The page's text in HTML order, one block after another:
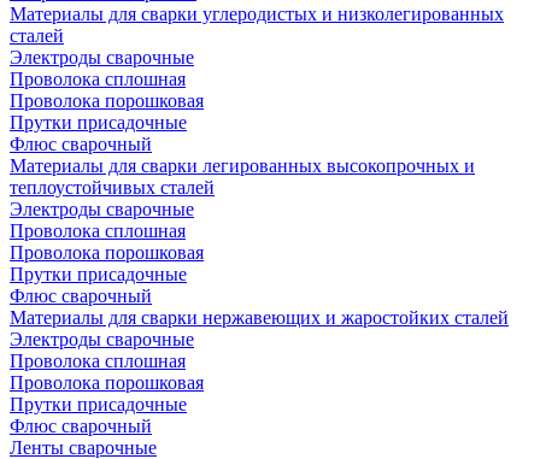
Материалы для сварки углеродистых и низколегированных
сталей
Электроды сварочные
Проволока сплошная
Проволока порошковая
Прутки присадочные
Флюс сварочный
Материалы для сварки легированных высокопрочных и
теплоустойчивых сталей
Электроды сварочные
Проволока сплошная
Проволока порошковая
Прутки присадочные
Флюс сварочный
Материалы для сварки нержавеющих и жаростойких сталей
Электроды сварочные
Проволока сплошная
Проволока порошковая
Прутки присадочные
Флюс сварочный
Ленты сварочные